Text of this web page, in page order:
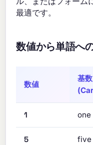
最適です。
数値から単語へ
数値
基数
1 one
5 five